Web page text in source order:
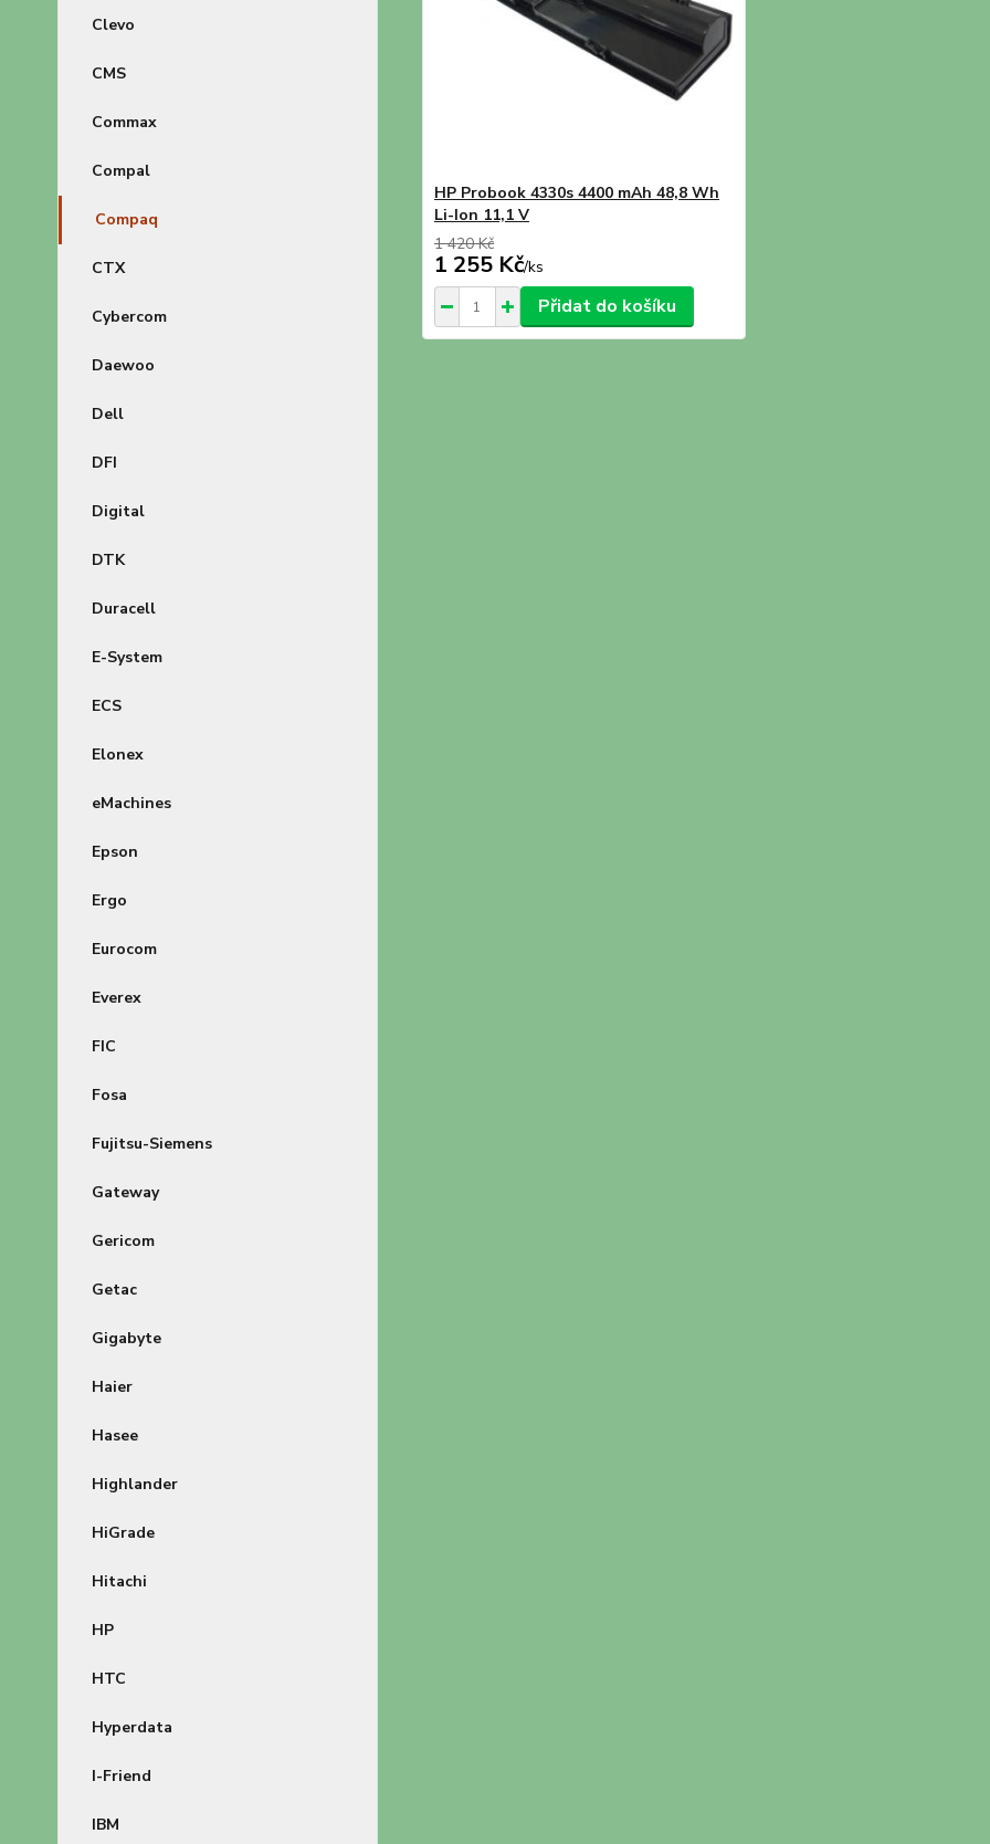
Clevo
CMS
Commax
Compal
Compaq
CTX
Cybercom
Daewoo
Dell
DFI
Digital
DTK
Duracell
E-System
ECS
Elonex
eMachines
Epson
Ergo
Eurocom
Everex
FIC
Fosa
Fujitsu-Siemens
Gateway
Gericom
Getac
Gigabyte
Haier
Hasee
Highlander
HiGrade
Hitachi
HP
HTC
Hyperdata
I-Friend
IBM
HP Probook 4330s 4400 mAh 48,8 Wh
Li-Ion 11,1 V
1 420 Kč
1 255 Kč/ks
Přidat do košíku